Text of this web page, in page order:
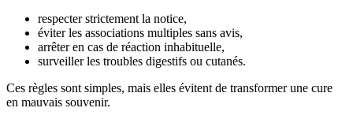
respecter strictement la notice,
éviter les associations multiples sans avis,
arrêter en cas de réaction inhabituelle,
surveiller les troubles digestifs ou cutanés.
Ces règles sont simples, mais elles évitent de transformer une cure
en mauvais souvenir.